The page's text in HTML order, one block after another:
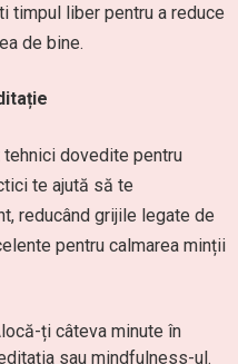
liber pentru a reduce
de bine.
dovedite pentru
te ajută să te
reducând grijile legate de
pentru calmarea minții
ți câteva minute în
sau mindfulness-ul.